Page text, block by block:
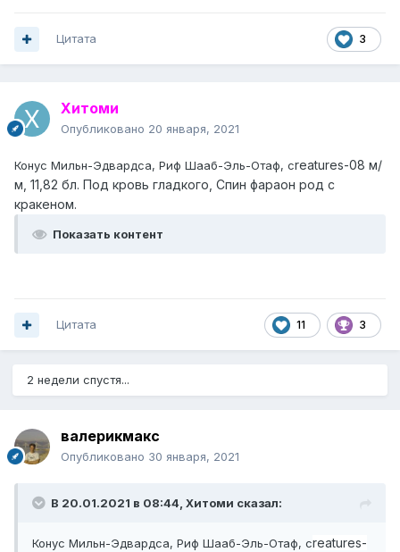
3
Цитата
Хитоми
Опубликовано 20 января, 2021
Конус Мильн-Эдвардса, Риф Шааб-Эль-Отаф, сreatures-08 м/
м, 11,82 бл. Под кровь гладкого, Спин фараон род с
кракеном.
Показать контент
11 3
Цитата
2 недели спустя...
валерикмакс
Опубликовано 30 января, 2021
В 20.01.2021 в 08:44, Хитоми сказал:
Конус Мильн-Эдвардса, Риф Шааб-Эль-Отаф, сreatures-